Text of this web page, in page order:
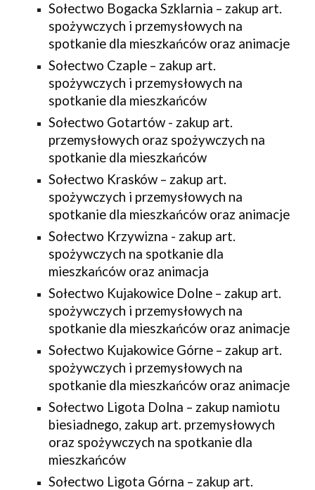
Sołectwo Bogacka Szklarnia – zakup art.
spożywczych i przemysłowych na
spotkanie dla mieszkańców oraz animacje
Sołectwo Czaple – zakup art.
spożywczych i przemysłowych na
spotkanie dla mieszkańców
Sołectwo Gotartów - zakup art.
przemysłowych oraz spożywczych na
spotkanie dla mieszkańców
Sołectwo Krasków – zakup art.
spożywczych i przemysłowych na
spotkanie dla mieszkańców oraz animacje
Sołectwo Krzywizna - zakup art.
spożywczych na spotkanie dla
mieszkańców oraz animacja
Sołectwo Kujakowice Dolne – zakup art.
spożywczych i przemysłowych na
spotkanie dla mieszkańców oraz animacje
Sołectwo Kujakowice Górne – zakup art.
spożywczych i przemysłowych na
spotkanie dla mieszkańców oraz animacje
Sołectwo Ligota Dolna – zakup namiotu
biesiadnego, zakup art. przemysłowych
oraz spożywczych na spotkanie dla
mieszkańców
Sołectwo Ligota Górna – zakup art.